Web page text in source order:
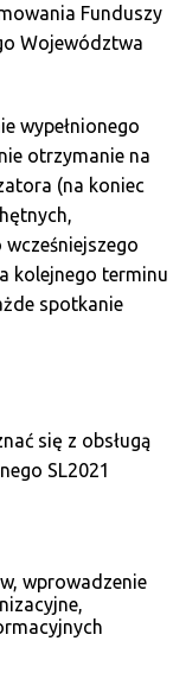
Funduszy
Województwa
wypełnionego
otrzymanie na
(na koniec
kolejnego terminu
spotkanie
się z obsługą
SL2021
wprowadzenie